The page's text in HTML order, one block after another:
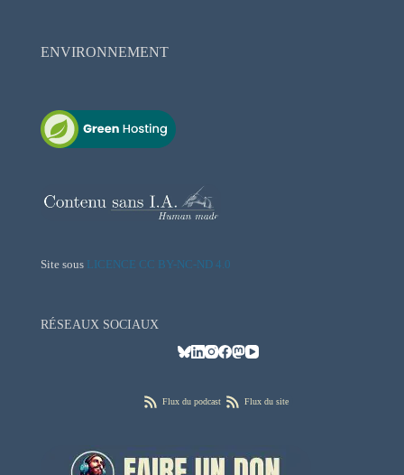
ENVIRONNEMENT
Site sous LICENCE CC BY-NC-ND 4.0
RÉSEAUX SOCIAUX
Flux du podcast Flux du site